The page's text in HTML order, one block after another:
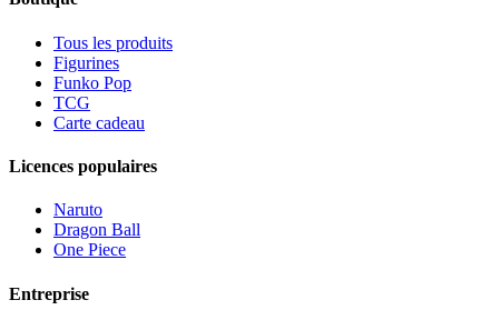
Tous les produits
Figurines
Funko Pop
TCG
Carte cadeau
Licences populaires
Naruto
Dragon Ball
One Piece
Entreprise